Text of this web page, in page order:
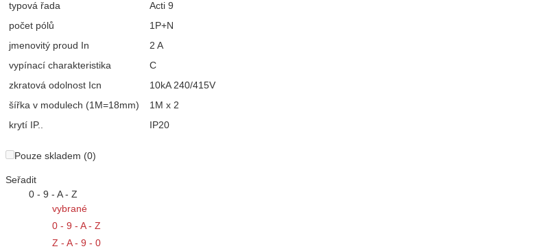
typová řada
Acti 9
počet pólů
1P+N
jmenovitý proud In
2 A
vypínací charakteristika
C
zkratová odolnost Icn
10kA 240/415V
šířka v modulech (1M=18mm)
1M x 2
krytí IP..
IP20
Pouze skladem (0)
Seřadit
0 - 9 - A - Z
vybrané
0 - 9 - A - Z
Z - A - 9 - 0